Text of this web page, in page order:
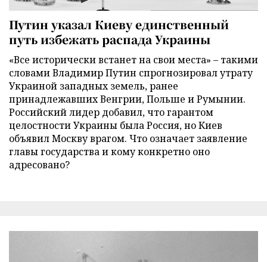
Путин указал Киеву единственный
путь избежать распада Украины
«Все исторически встанет на свои места» – такими
словами Владимир Путин спрогнозировал утрату
Украиной западных земель, ранее
принадлежавших Венгрии, Польше и Румынии.
Российский лидер добавил, что гарантом
целостности Украины была Россия, но Киев
объявил Москву врагом. Что означает заявление
главы государства и кому конкретно оно
адресовано?